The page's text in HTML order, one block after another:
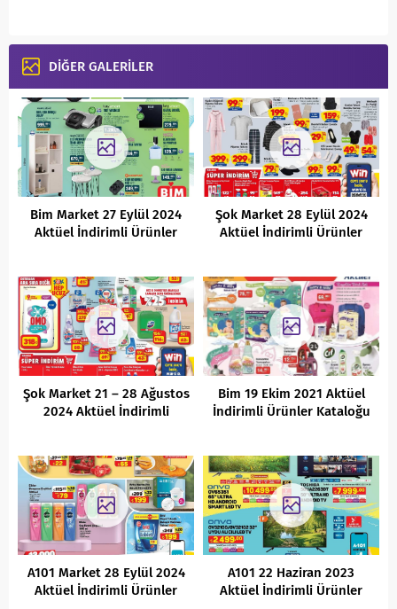
DİĞER GALERİLER
Bim Market 27 Eylül 2024
Aktüel İndirimli Ürünler
Şok Market 28 Eylül 2024
Aktüel İndirimli Ürünler
Şok Market 21 – 28 Ağustos
2024 Aktüel İndirimli
Bim 19 Ekim 2021 Aktüel
İndirimli Ürünler Kataloğu
A101 Market 28 Eylül 2024
Aktüel İndirimli Ürünler
A101 22 Haziran 2023
Aktüel İndirimli Ürünler